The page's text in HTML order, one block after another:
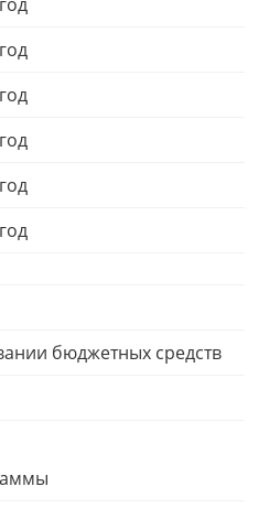
бюджетных средств